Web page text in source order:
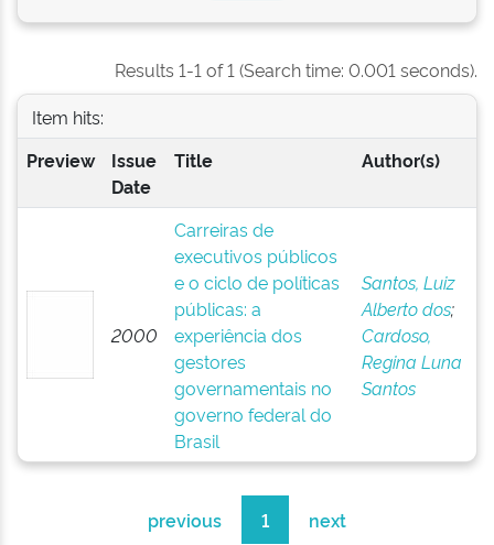
Results 1-1 of 1 (Search time: 0.001 seconds).
Item hits:
Preview
Issue
Date
Title Author(s)
2000
Carreiras de
executivos públicos
e o ciclo de políticas
públicas: a
experiência dos
gestores
governamentais no
governo federal do
Brasil
Santos, Luiz
Alberto dos;
Cardoso,
Regina Luna
Santos
previous 1 next